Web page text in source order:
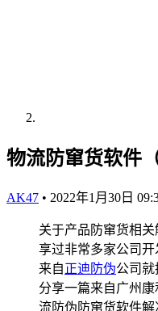
物流防窜货软件
AK47 • 2022年1月30日
关于产品防窜货相
享过非常多家公司
来自正迪防伪公司
分享一篇来自广州
流防伪防窜货软件解